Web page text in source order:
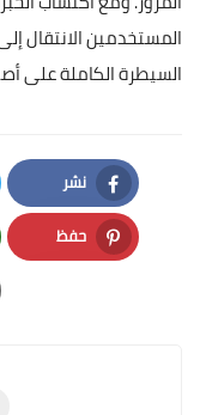
المستخدمين الانتقال
السيطرة الكاملة على
نشر
Facebook
حفظ
Pinterest